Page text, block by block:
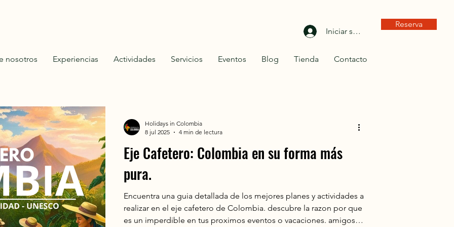
Iniciar sesión
nosotros Experiencias Actividades Servicios Eventos Blog Tienda Contacto
Reserva
Eje Cafetero: Colombia en su forma más
pura.
Encuentra una guia detallada de los mejores planes y actividades a
realizar en el eje cafetero de Colombia. descubre la razon por que
es un imperdible en tus proximos eventos o vacaciones. amigos,
Holidays in Colombia
8 jul 2025
4 min de lectura